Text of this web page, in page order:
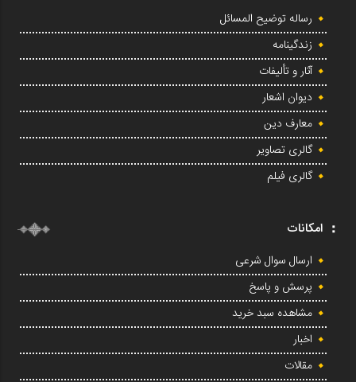
رساله توضیح المسائل
زندگینامه
آثار و تألیفات
دیوان اشعار
معارف دین
گالری تصاویر
گالری فیلم
امکانات
ارسال سوال شرعی
پرسش و پاسخ
مشاهده سبد خرید
اخبار
مقالات